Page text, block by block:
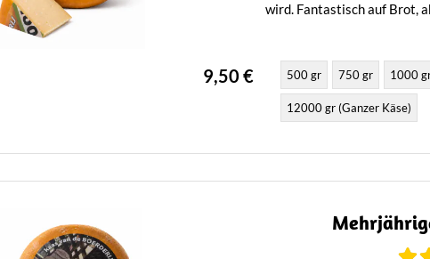
wird. Fantastisch auf Brot,
9,50 € 500 gr 750 gr 1000
12000 gr (Ganzer Käse)